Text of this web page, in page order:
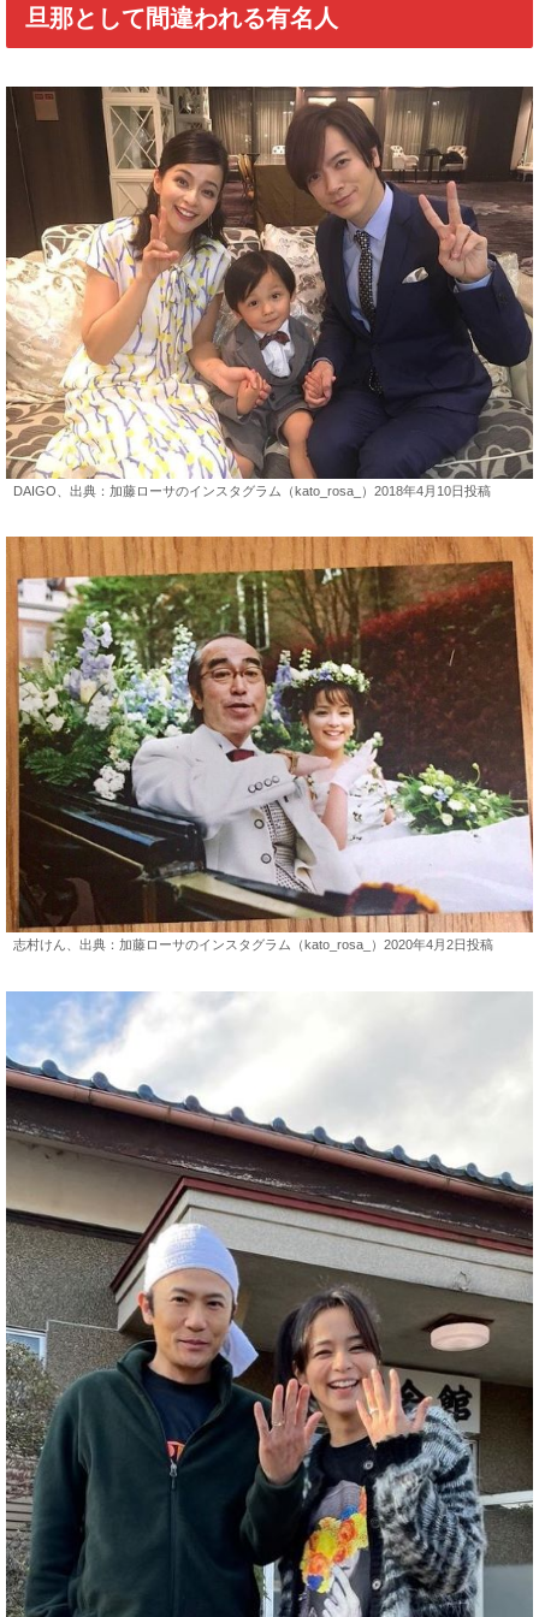
旦那として間違われる有名人
DAIGO、出典：加藤ローサのインスタグラム（kato_rosa_）2018年4月10日投稿
志村けん、出典：加藤ローサのインスタグラム（kato_rosa_）2020年4月2日投稿